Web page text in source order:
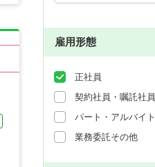
雇用形態
正社員
契約社員・嘱託社員
パート・アルバイト
業務委託その他